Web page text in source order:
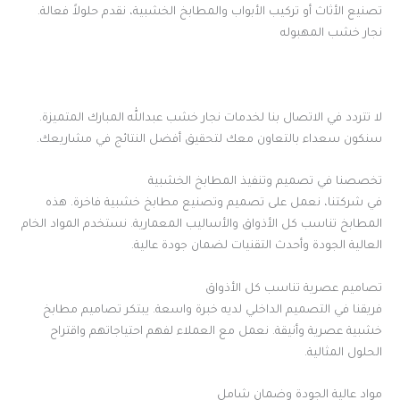
تصنيع الأثاث أو تركيب الأبواب والمطابخ الخشبية، نقدم حلولاً فعالة.
نجار خشب المهبوله
لا تتردد في الاتصال بنا لخدمات نجار خشب عبدالله المبارك المتميزة.
سنكون سعداء بالتعاون معك لتحقيق أفضل النتائج في مشاريعك.
تخصصنا في تصميم وتنفيذ المطابخ الخشبية
في شركتنا، نعمل على تصميم وتصنيع مطابخ خشبية فاخرة. هذه
المطابخ تناسب كل الأذواق والأساليب المعمارية. نستخدم المواد الخام
العالية الجودة وأحدث التقنيات لضمان جودة عالية.
تصاميم عصرية تناسب كل الأذواق
فريقنا في التصميم الداخلي لديه خبرة واسعة. يبتكر تصاميم مطابخ
خشبية عصرية وأنيقة. نعمل مع العملاء لفهم احتياجاتهم واقتراح
الحلول المثالية.
مواد عالية الجودة وضمان شامل